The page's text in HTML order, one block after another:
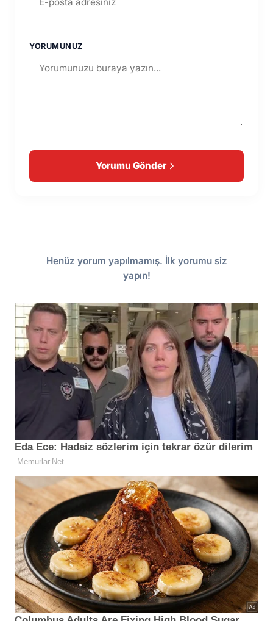
YORUMUNUZ
Yorumu Gönder
Henüz yorum yapılmamış. İlk yorumu siz
yapın!